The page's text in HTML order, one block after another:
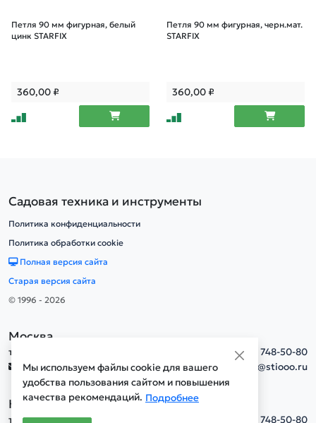
Петля 90 мм фигурная, белый
цинк STARFIX
360,00₽
Петля 90 мм фигурная, черн.мат.
STARFIX
360,00₽
Мы используем файлы cookie для вашего
удобства пользования сайтом и повышения
качества рекомендаций. Подробнее
Садовая техника и инструменты
Политика конфиденциальности
Политика обработки cookie
Полная версия сайта
Старая версия сайта
© 1996 - 2026
Москва
тел.
+7(495) 748-50-80
info@stiooo.ru
Новосибирск
тел. +7(495) 748-50-80